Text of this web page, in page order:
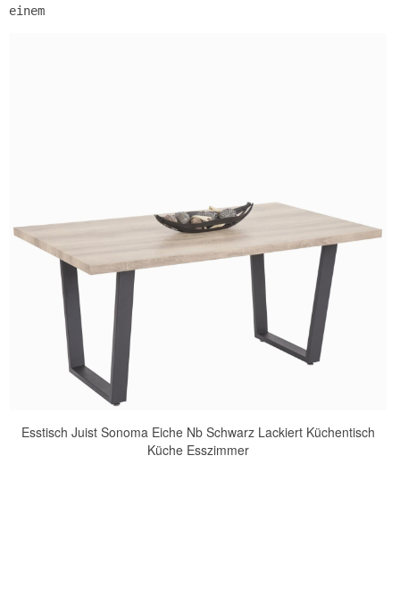
einem
Esstisch Juist Sonoma Eiche Nb Schwarz Lackiert Küchentisch
Küche Esszimmer